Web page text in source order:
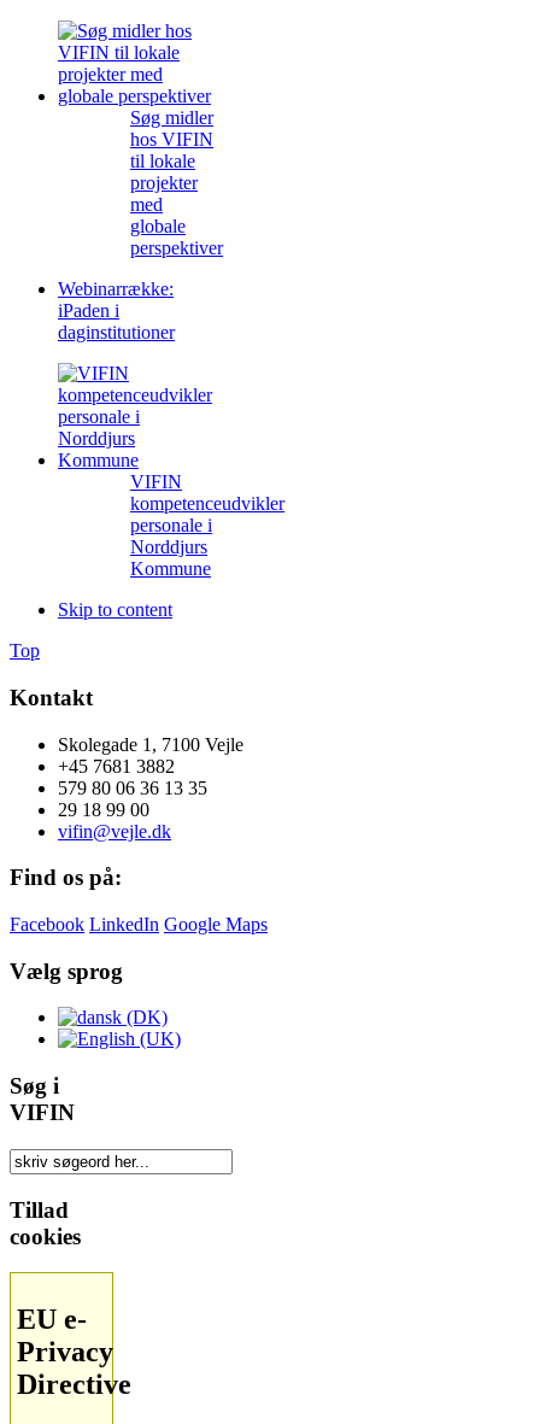
Søg midler
hos VIFIN
til lokale
projekter
med
globale
perspektiver
Webinarrække:
iPaden i
daginstitutioner
VIFIN
kompetenceudvikler
personale i
Norddjurs
Kommune
Skip to content
Top
Kontakt
Skolegade 1, 7100 Vejle
+45 7681 3882
579 80 06 36 13 35
29 18 99 00
vifin@vejle.dk
Find os på:
Facebook LinkedIn Google Maps
Vælg sprog
Søg i
VIFIN
Tillad
cookies
EU e-
Privacy
Directive